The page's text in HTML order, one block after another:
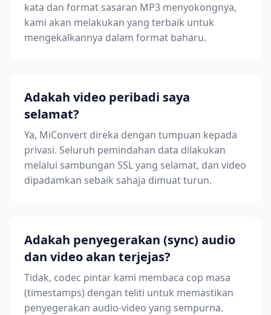
kata dan format sasaran MP3 menyokongnya,
kami akan melakukan yang terbaik untuk
mengekalkannya dalam format baharu.
Adakah video peribadi saya
selamat?
Ya, MiConvert direka dengan tumpuan kepada
privasi. Seluruh pemindahan data dilakukan
melalui sambungan SSL yang selamat, dan video
dipadamkan sebaik sahaja dimuat turun.
Adakah penyegerakan (sync) audio
dan video akan terjejas?
Tidak, codec pintar kami membaca cop masa
(timestamps) dengan teliti untuk memastikan
penyegerakan audio-video yang sempurna.